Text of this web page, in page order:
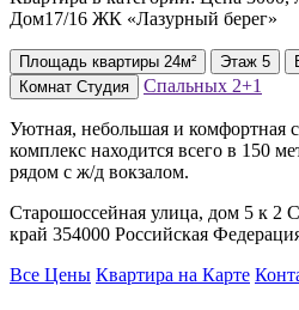
Дом17/16 ЖК «Лазурный берег»
Площадь квартиры 24м² Этаж 5
Комнат Студия Спальных 2+1
Уютная, небольшая и комфортная
комплекс находится всего в 150
рядом с ж/д вокзалом.
Старошоссейная улица, дом 5 к 2
край 354000 Российская
Все Цены Квартира на Карте